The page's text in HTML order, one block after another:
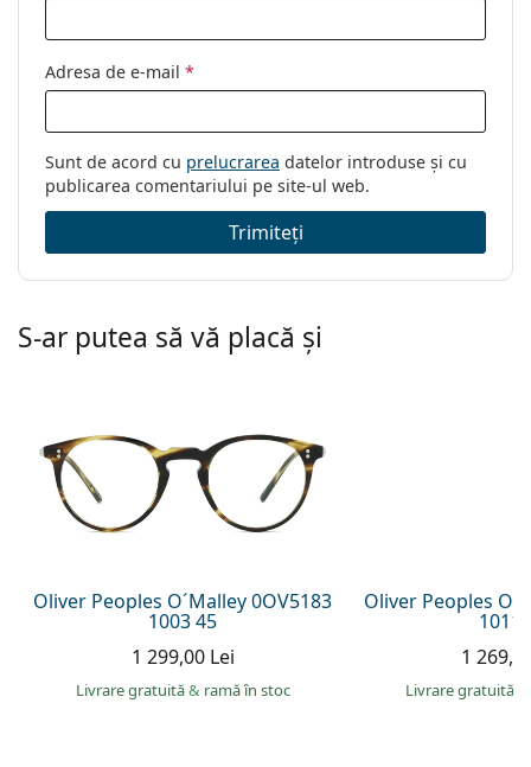
Adresa de e-mail *
Sunt de acord cu prelucrarea datelor introduse și cu
publicarea comentariului pe site-ul web.
Trimiteți
S-ar putea să vă placă și
Oliver Peoples O´Malley 0OV5183
1003 45
1 299,00 Lei
Livrare gratuită& ramă în stoc
Oliver Peoples
1011
1
Livrare gratuită